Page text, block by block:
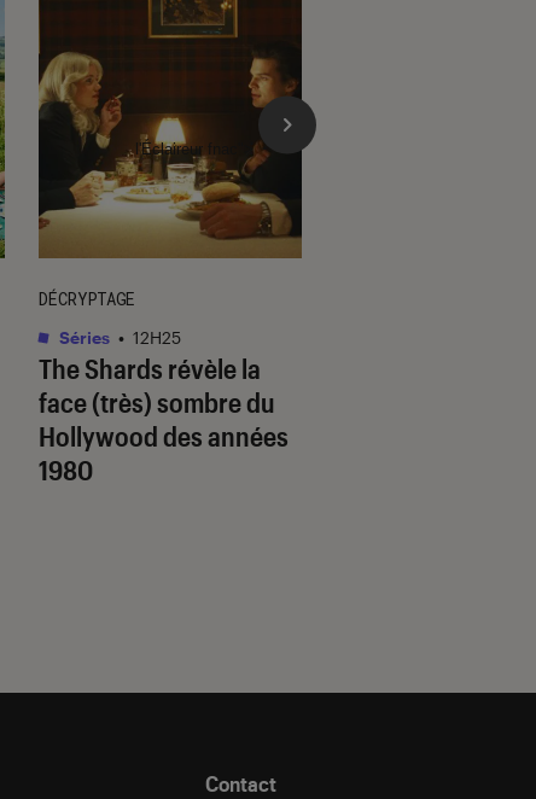
The Shards révèle la
face (très) sombre du
Hollywood des années
1980
DÉCRYPTAGE
Séries • 12H25
l'Éclaireur fnac">
Contact